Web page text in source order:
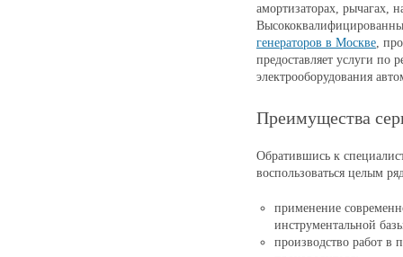
амортизаторах, рычагах,
генераторов в Москве ,
предоставляет услуги по
электрооборудования
Преимущества
Обратившись к
воспользоваться целым
применение
инструментальной
производство работ в